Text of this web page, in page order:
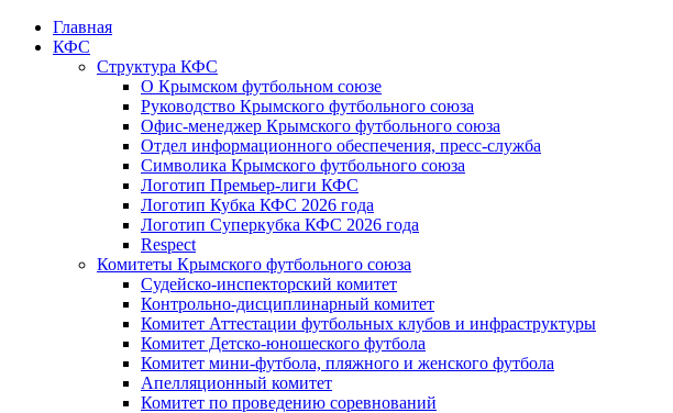
Главная
КФС
Структура КФС
О Крымском футбольном союзе
Руководство Крымского футбольного союза
Офис-менеджер Крымского футбольного союза
Отдел информационного обеспечения, пресс-служба
Символика Крымского футбольного союза
Логотип Премьер-лиги КФС
Логотип Кубка КФС 2026 года
Логотип Суперкубка КФС 2026 года
Respect
Комитеты Крымского футбольного союза
Судейско-инспекторский комитет
Контрольно-дисциплинарный комитет
Комитет Аттестации футбольных клубов и инфраструктуры
Комитет Детско-юношеского футбола
Комитет мини-футбола, пляжного и женского футбола
Апелляционный комитет
Комитет по проведению соревнований